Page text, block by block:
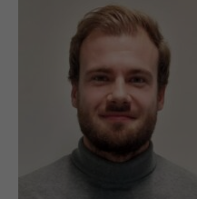
Ja, stuur mij de
Ik aanvaard de
*VERPLICHT VELD